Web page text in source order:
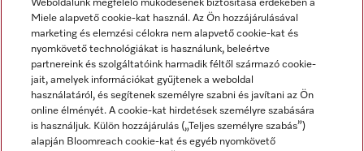
Hírlevél
Miele a YouTube-on
Miele a Facebookon
Miele az Instagramon
Weboldalunk megfelelő működésének biztosítása érdekében a
Miele alapvető cookie-kat használ. Az Ön hozzájárulásával
marketing és elemzési célokra nem alapvető cookie-kat és
nyomkövető technológiákat is használunk, beleértve
partnereink és szolgáltatóink harmadik féltől származó cookie-
jait, amelyek információkat gyűjtenek a weboldal
használatáról, és segítenek személyre szabni és javítani az Ön
online élményét. A cookie-kat hirdetések személyre szabására
is használjuk. Külön hozzájárulás („Teljes személyre szabás”)
alapján Bloomreach cookie-kat és egyéb nyomkövető